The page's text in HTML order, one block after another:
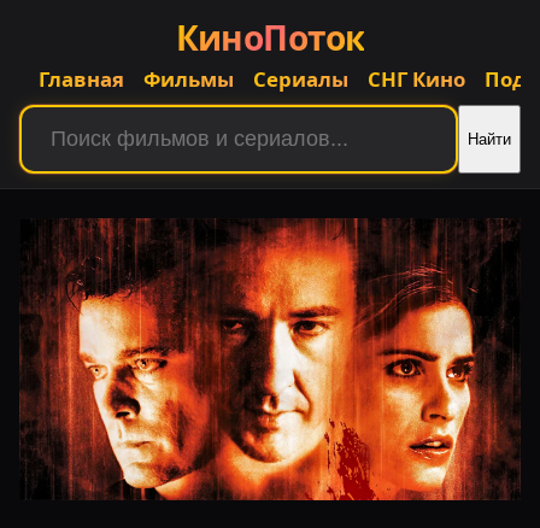
КиноПоток
Главная Фильмы Сериалы СНГ Кино
Найти